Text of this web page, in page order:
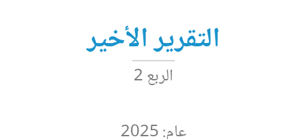
التقرير الأخير
الربع 2
عام: 2025